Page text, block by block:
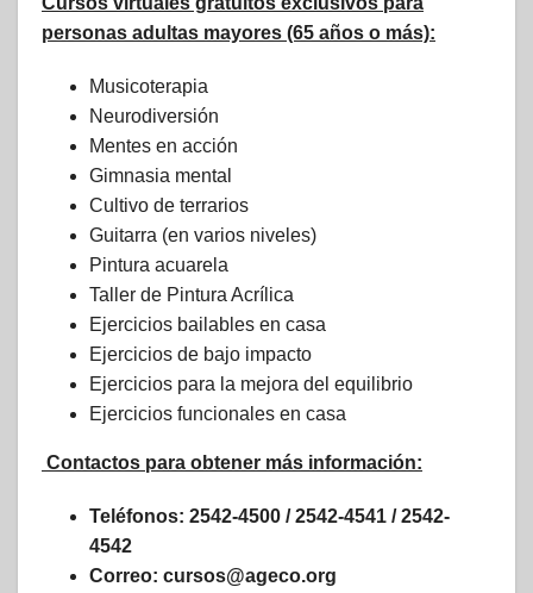
personas adultas mayores (65 años o más):
Musicoterapia
Neurodiversión
Mentes en acción
Gimnasia mental
Cultivo de terrarios
Guitarra (en varios niveles)
Pintura acuarela
Taller de Pintura Acrílica
Ejercicios bailables en casa
Ejercicios de bajo impacto
Ejercicios para la mejora del equilibrio
Ejercicios funcionales en casa
Contactos para obtener más información:
Teléfonos: 2542-4500 / 2542-4541 / 2542-
4542
Correo: cursos@ageco.org